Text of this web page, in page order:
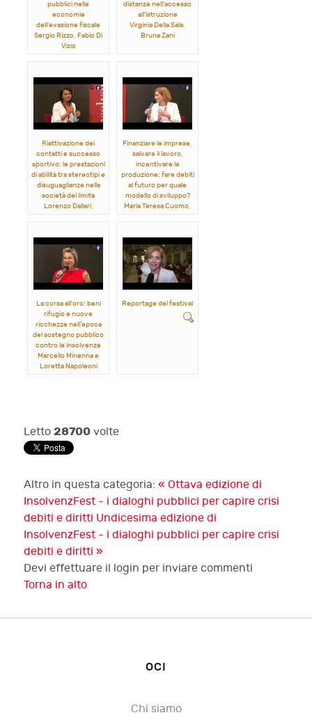
pubblici nelle
economie
dell'evasione fiscale
Sergio Rizzo, Fabio Di
Vizio
distanze nell'accesso
all'istruzione
Virginia Della Sala,
Bruna Zani
Riattivazione dei
contatti e successo
sportivo: le prestazioni
di abilità tra stereotipi e
disuguaglianze nella
società del limite
Lorenzo Dallari,
Finanziare le imprese,
salvare il lavoro,
incentivare la
produzione: fare debiti
al futuro per quale
modello di sviluppo?
Maria Teresa Cuomo,
La corsa all'oro: beni
rifugio e nuove
ricchezze nell'epoca
del sostegno pubblico
contro le insolvenze
Marcello Minenna e
Loretta Napoleoni
Reportage del festival
Letto 28700 volte
Altro in questa categoria: « Ottava edizione di
InsolvenzFest - i dialoghi pubblici per capire crisi
debiti e diritti Undicesima edizione di
InsolvenzFest - i dialoghi pubblici per capire crisi
debiti e diritti »
Devi effettuare il login per inviare commenti
Torna in alto
OCI
Chi siamo